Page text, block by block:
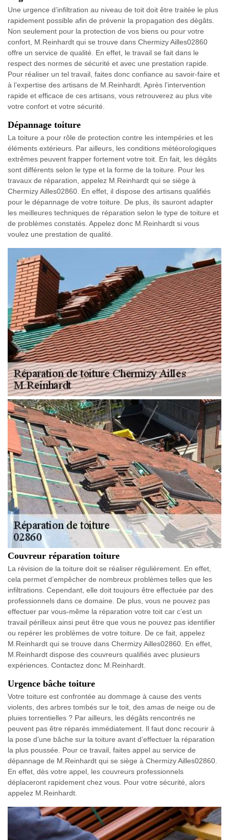
Une urgence d’infiltration au niveau de toit doit être traitée le plus
rapidement possible afin de prévenir la propagation des dégâts.
Non seulement pour la protection de vos biens ou pour votre
confort, M.Reinhardt qui se trouve dans Chermizy Ailles02860
offre un service de qualité. En effet, le travail se fait dans le
respect des normes de sécurité et avec une prestation rapide.
Pour réaliser un tel travail, faites donc confiance au savoir-faire et
à l’expertise des artisans de M.Reinhardt. Après l’intervention
rapide et efficace de ces artisans, vous retrouverez au plus vite
votre confort et votre sécurité.
Dépannage toiture
La toiture a pour rôle de protection contre les intempéries et les
éléments extérieurs. Par ailleurs, les conditions météorologiques
extrêmes peuvent frapper fortement votre toit. En fait, les dégâts
sont différents selon le type et la forme de la toiture. Pour les
travaux de réparation, appelez M.Reinhardt qui se siège à
Chermizy Ailles02860. En effet, il dispose des artisans qualifiés
pour le dépannage de votre toiture. De plus, ils sauront adapter
les meilleures techniques de réparation selon le type de toiture et
de problèmes constatés. Appelez donc M.Reinhardt si vous
voulez une prestation de qualité.
Couvreur réparation toiture
La révision de la toiture doit se réaliser régulièrement. En effet,
cela permet d’empêcher de nombreux problèmes telles que les
infiltrations. Cependant, elle doit toujours être effectuée par des
professionnels dans ce domaine. De plus, vous ne pouvez pas
effectuer par vous-même la réparation votre toit car c’est un
travail périlleux ainsi peut être que vous ne pouvez pas identifier
ou repérer les problèmes de votre toiture. De ce fait, appelez
M.Reinhardt qui se trouve dans Chermizy Ailles02860. En effet,
M.Reinhardt dispose des couvreurs qualifiés avec plusieurs
expériences. Contactez donc M.Reinhardt.
Urgence bâche toiture
Votre toiture est confrontée au dommage à cause des vents
violents, des arbres tombés sur le toit, des amas de neige ou de
pluies torrentielles ? Par ailleurs, les dégâts rencontrés ne
peuvent pas être réparés immédiatement. Il faut donc recourir à
la pose d’une bâche sur la toiture avant d’effectuer la réparation
la plus poussée. Pour ce travail, faites appel au service de
dépannage de M.Reinhardt qui se siège à Chermizy Ailles02860.
En effet, dès votre appel, les couvreurs professionnels
déplaceront rapidement chez vous. Pour votre sécurité, alors
appelez M.Reinhardt.